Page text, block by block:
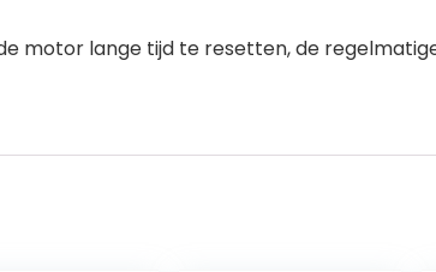
motor lange tijd te resetten, de